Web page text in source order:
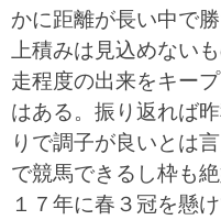
かに距離が長い中で
上積みは見込めない
走程度の出来をキー
はある。振り返れば
りで調子が良いとは
で競馬できるし枠も
１７年に春３冠を懸